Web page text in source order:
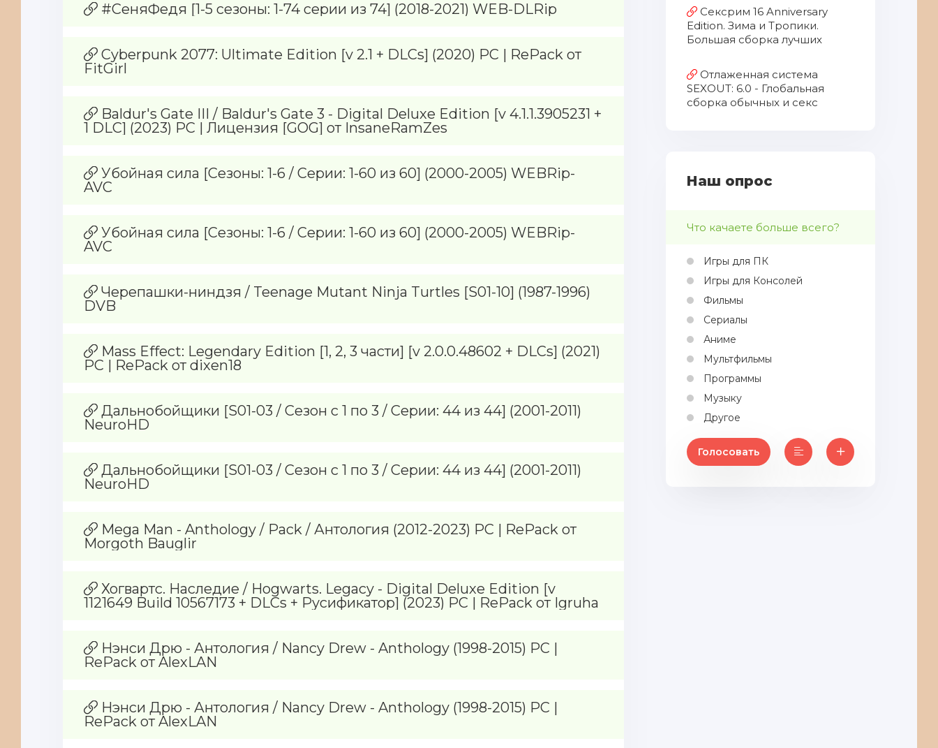
#СеняФедя [1-5 сезоны: 1-74 серии из 74] (2018-2021) WEB-DLRip
Cyberpunk 2077: Ultimate Edition [v 2.1 + DLCs] (2020) PC | RePack от
FitGirl
Baldur's Gate III / Baldur's Gate 3 - Digital Deluxe Edition [v 4.1.1.3905231 +
1 DLC] (2023) PC | Лицензия [GOG] от InsaneRamZes
Убойная сила [Сезоны: 1-6 / Серии: 1-60 из 60] (2000-2005) WEBRip-
AVC
Убойная сила [Сезоны: 1-6 / Серии: 1-60 из 60] (2000-2005) WEBRip-
AVC
Черепашки-ниндзя / Teenage Mutant Ninja Turtles [S01-10] (1987-1996)
DVB
Mass Effect: Legendary Edition [1, 2, 3 части] [v 2.0.0.48602 + DLCs] (2021)
PC | RePack от dixen18
Дальнобойщики [S01-03 / Сезон с 1 по 3 / Серии: 44 из 44] (2001-2011)
NeuroHD
Дальнобойщики [S01-03 / Сезон с 1 по 3 / Серии: 44 из 44] (2001-2011)
NeuroHD
Mega Man - Anthology / Pack / Антология (2012-2023) PC | RePack от
Morgoth Bauglir
Хогвартс. Наследие / Hogwarts. Legacy - Digital Deluxe Edition [v
1121649 Build 10567173 + DLCs + Русификатор] (2023) PC | RePack от Igruha
Нэнси Дрю - Антология / Nancy Drew - Anthology (1998-2015) PC |
RePack от AlexLAN
Нэнси Дрю - Антология / Nancy Drew - Anthology (1998-2015) PC |
RePack от AlexLAN
Сексрим 16 Anniversary
Edition. Зима и Тропики.
Большая сборка лучших
Отлаженная система
SEXOUT: 6.0 - Глобальная
сборка обычных и секс
Наш опрос
Что качаете больше всего?
Игры для ПК
Игры для Консолей
Фильмы
Сериалы
Аниме
Мультфильмы
Программы
Музыку
Другое
Голосовать